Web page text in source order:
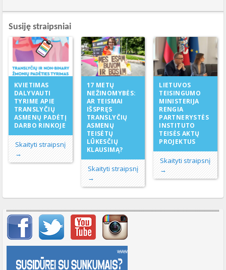
Susiję straipsniai
KVIETIMAS
DALYVAUTI
TYRIME APIE
TRANSLYČIŲ
ASMENŲ PADĖTĮ
DARBO RINKOJE
Skaityti straipsnį
→
17 METŲ
NEŽINOMYBĖS:
AR TEISMAI
IŠSPRĘS
TRANSLYČIŲ
ASMENŲ
TEISĖTŲ
LŪKESČIŲ
KLAUSIMĄ?
Skaityti straipsnį
→
LIETUVOS
TEISINGUMO
MINISTERIJA
RENGIA
PARTNERYSTĖS
INSTITUTO
TEISĖS AKTŲ
PROJEKTUS
Skaityti straipsnį
→
Svarbių įrašų meniu